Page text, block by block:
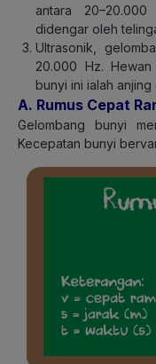
antara
didengar oleh
Ultrasonik,
20.000 Hz.
bunyi ini ialah
A. Rumus Cepat
Gelombang bunyi
Kecepatan bunyi